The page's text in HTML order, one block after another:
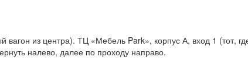
из центра). ТЦ «Мебель Park», корпус А, вход 1 (тот,
налево, далее по проходу направо.